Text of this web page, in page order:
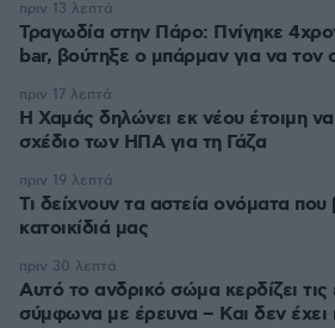
Τραγωδία στην Πάρο: Πνίγηκε
bar, βούτηξε ο μπάρμαν για να τον
πριν 13 λεπτά
Η Χαμάς δηλώνει εκ νέου έτοιμη
σχέδιο των ΗΠΑ για τη Γάζα
πριν 17 λεπτά
Τι δείχνουν τα αστεία ονόματα
κατοικίδιά μας
πριν 19 λεπτά
Αυτό το ανδρικό σώμα κερδίζει τις
σύμφωνα με έρευνα – Και δεν έχει
πριν 30 λεπτά